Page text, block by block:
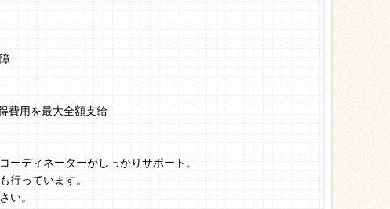
費用を最大全額支給
ーディネーターがしっかりサポート。
行っています。
い。